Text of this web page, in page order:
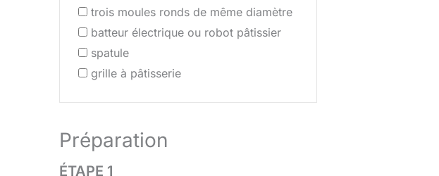
trois moules ronds de même diamètre
batteur électrique ou robot pâtissier
spatule
grille à pâtisserie
Préparation
ÉTAPE 1